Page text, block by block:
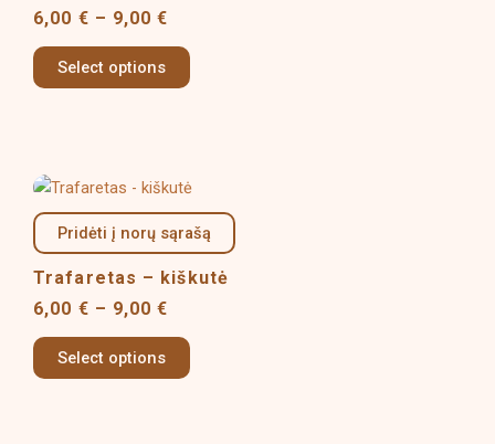
6,00 € – 9,00€
Select options
options
may
the
product
page
Pridėti į norų sąrašą
Trafaretas – kiškutė
6,00 € – 9,00€
Price
6,00 €
through
9,00 €
Select options
This
product
has
multiple
options
may